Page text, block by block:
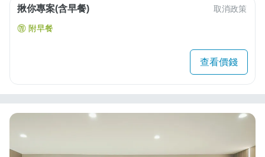
揪你專案(含早餐) 取消政策
附早餐
查看價錢